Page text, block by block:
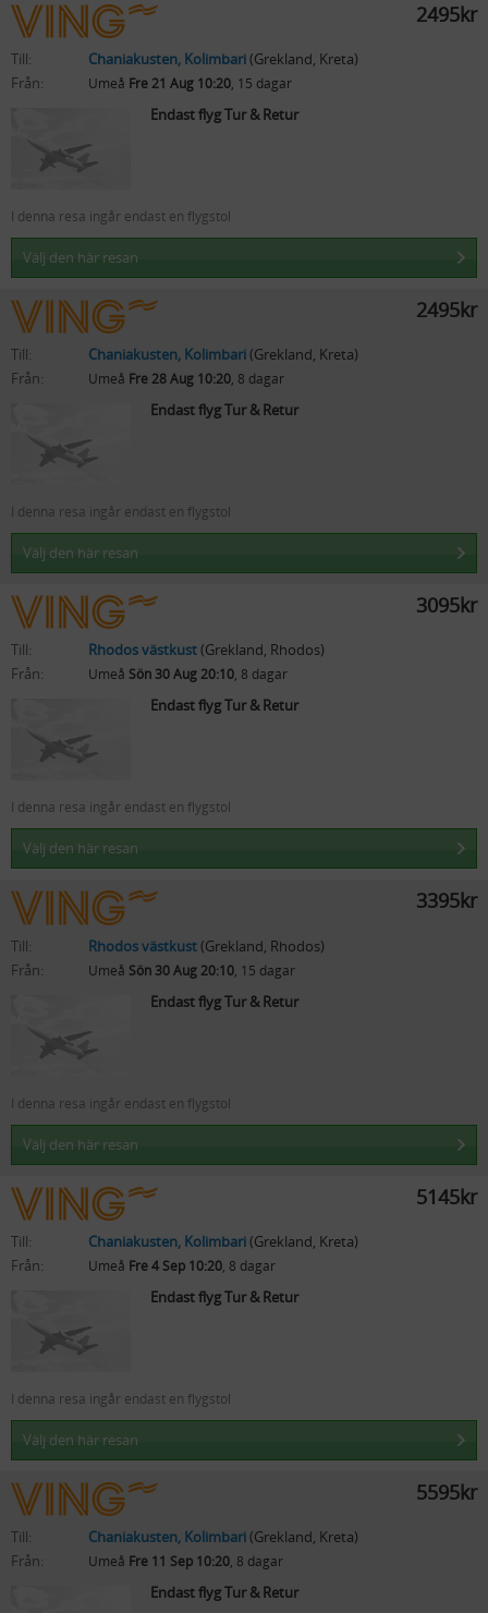
2495kr
Till: Chaniakusten, Kolimbari(Grekland, Kreta)
Från:
Umeå Fre 21 Aug 10:20, 15 dagar
Endast flyg Tur & Retur
I denna resa ingår endast en flygstol
Välj den här resan
2495kr
Till: Chaniakusten, Kolimbari(Grekland, Kreta)
Från:
Umeå Fre 28 Aug 10:20, 8 dagar
Endast flyg Tur & Retur
I denna resa ingår endast en flygstol
Välj den här resan
3095kr
Till: Rhodos västkust(Grekland, Rhodos)
Från:
Umeå Sön 30 Aug 20:10, 8 dagar
Endast flyg Tur & Retur
I denna resa ingår endast en flygstol
Välj den här resan
3395kr
Till: Rhodos västkust(Grekland, Rhodos)
Från:
Umeå Sön 30 Aug 20:10, 15 dagar
Endast flyg Tur & Retur
I denna resa ingår endast en flygstol
Välj den här resan
5145kr
Till: Chaniakusten, Kolimbari(Grekland, Kreta)
Från:
Umeå Fre 4 Sep 10:20, 8 dagar
Endast flyg Tur & Retur
I denna resa ingår endast en flygstol
Välj den här resan
5595kr
Till: Chaniakusten, Kolimbari(Grekland, Kreta)
Från:
Umeå Fre 11 Sep 10:20, 8 dagar
Endast flyg Tur & Retur